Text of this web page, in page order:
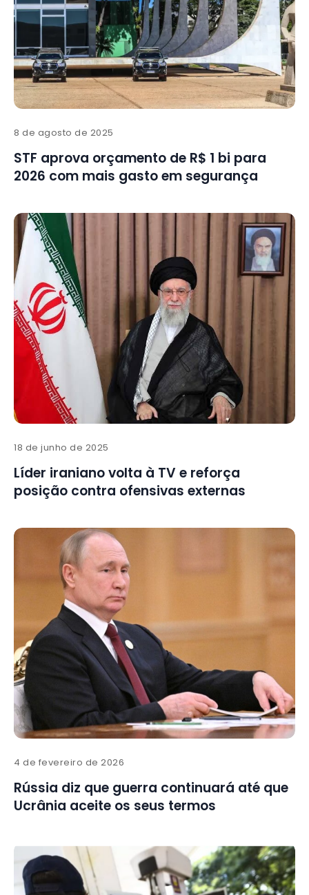
8 de agosto de 2025
STF aprova orçamento de R$ 1 bi para
2026 com mais gasto em segurança
18 de junho de 2025
Líder iraniano volta à TV e reforça
posição contra ofensivas externas
4 de fevereiro de 2026
Rússia diz que guerra continuará até que
Ucrânia aceite os seus termos